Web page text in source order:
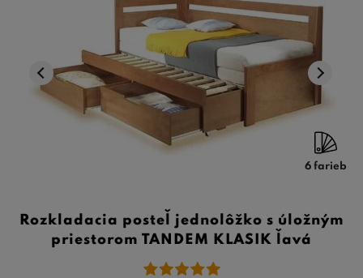
6 farieb
Rozkladacia posteľ jednolôžko s úložným
priestorom TANDEM KLASIK ľavá